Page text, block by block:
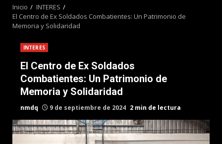
Inicio
INTERES
El Centro de Ex Soldados Combatientes: Un Patrimonio de
Memoria y Solidaridad
INTERES
El Centro de Ex Soldados
Combatientes: Un Patrimonio de
Memoria y Solidaridad
nmdq 9 de septiembre de 2024 2 min de lectura